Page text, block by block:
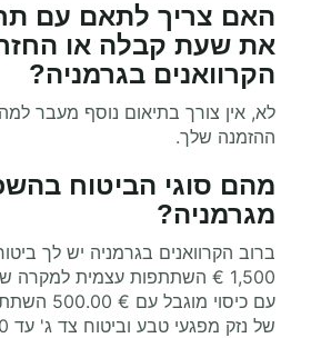
האם צריך לתאם עם
את שעת קבלה או
הקרוואנים בגרמניה?
לא, אין צורך בתיאום נוסף מעבר
ההזמנה שלך.
מהם סוגי הביטוח
מגרמניה?
ברוב הקרוואנים בגרמניה
1,500 € השתתפות עצמית למקרה
עם כיסוי